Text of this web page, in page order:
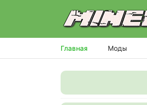
Главная Моды